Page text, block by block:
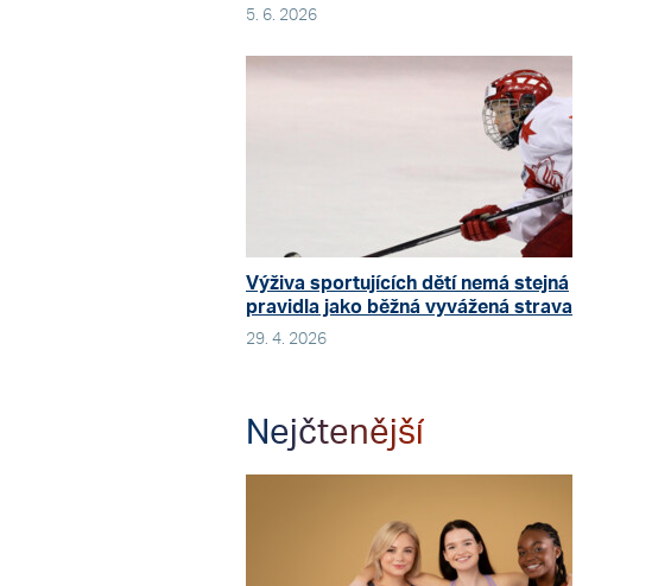
5. 6. 2026
Výživa sportujících dětí nemá stejná
pravidla jako běžná vyvážená strava
29. 4. 2026
Nejčtenější